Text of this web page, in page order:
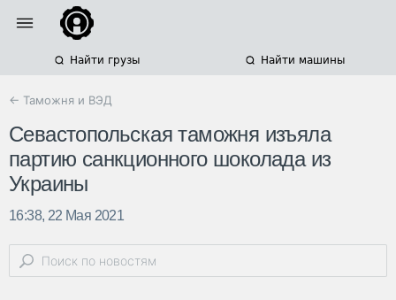
Найти грузы Найти машины
← Таможня и ВЭД
Севастопольская таможня изъяла
партию санкционного шоколада из
Украины
16:38, 22 Мая 2021